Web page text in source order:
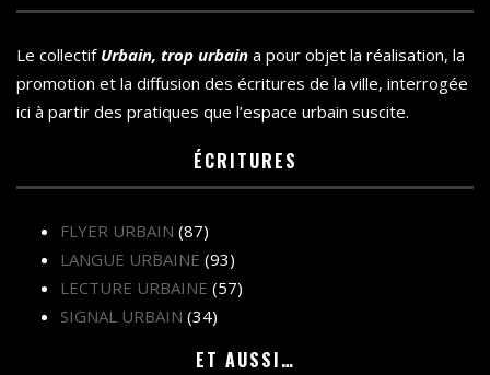
Le collectif Urbain, trop urbain a pour objet la réalisation, la
promotion et la diffusion des écritures de la ville, interrogée
ici à partir des pratiques que l’espace urbain suscite.
ÉCRITURES
FLYER URBAIN (87)
LANGUE URBAINE (93)
LECTURE URBAINE (57)
SIGNAL URBAIN (34)
ET AUSSI…